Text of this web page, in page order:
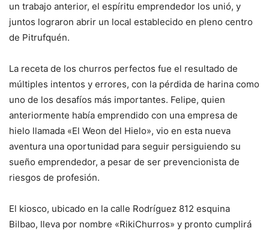
un trabajo anterior, el espíritu emprendedor los unió, y
juntos lograron abrir un local establecido en pleno centro
de Pitrufquén.
La receta de los churros perfectos fue el resultado de
múltiples intentos y errores, con la pérdida de harina como
uno de los desafíos más importantes. Felipe, quien
anteriormente había emprendido con una empresa de
hielo llamada «El Weon del Hielo», vio en esta nueva
aventura una oportunidad para seguir persiguiendo su
sueño emprendedor, a pesar de ser prevencionista de
riesgos de profesión.
El kiosco, ubicado en la calle Rodríguez 812 esquina
Bilbao, lleva por nombre «RikiChurros» y pronto cumplirá